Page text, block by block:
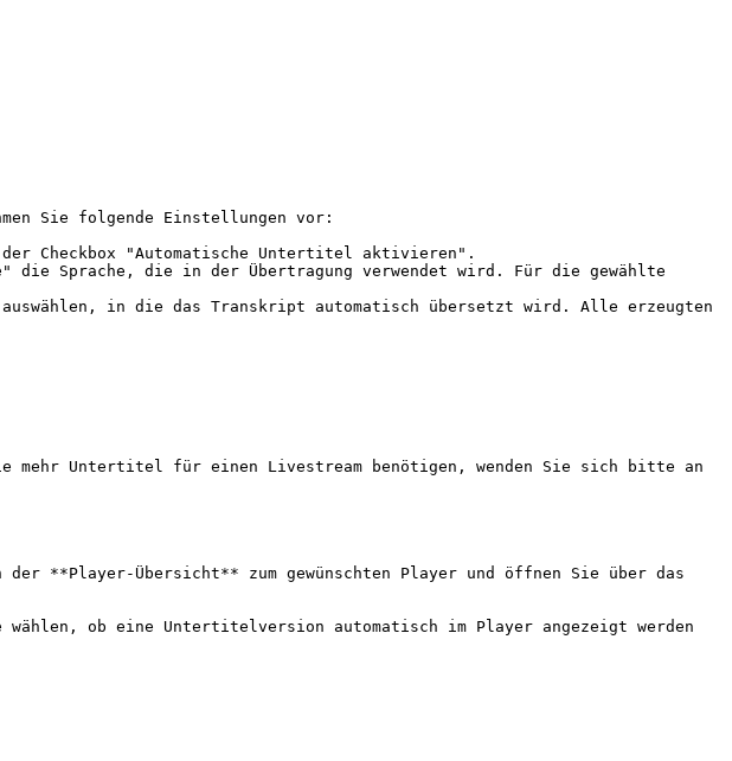
Sie folgende Einstellungen vor:
Checkbox "Automatische Untertitel aktivieren".
die Sprache, die in der Übertragung verwendet wird. Für die gewählte
in die das Transkript automatisch übersetzt wird. Alle erzeugten
mehr Untertitel für einen Livestream benötigen, wenden Sie sich bitte an
**Player-Übersicht** zum gewünschten Player und öffnen Sie über das
ob eine Untertitelversion automatisch im Player angezeigt werden